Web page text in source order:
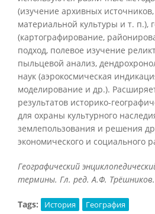
(изучение архивных
материальной культуры и т. п.),
(картографирование,
подход, полевое изучение
пыльцевой анализ,
наук (аэрокосмическая
моделирование и др.).
результатов историко-
для охраны культурного
землепользования и решения
экономического и социального
Географический
термины. Гл. ред. А.Ф.
Tags: История География